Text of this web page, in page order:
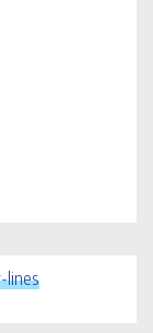
lines